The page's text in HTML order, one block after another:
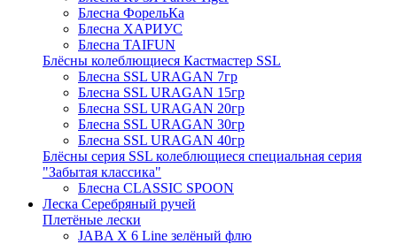
Блесна ФорельКа
Блесна ХАРИУС
Блесна TAIFUN
Блёсны колеблющиеся Кастмастер SSL
Блесна SSL URAGAN 7гр
Блесна SSL URAGAN 15гр
Блесна SSL URAGAN 20гр
Блесна SSL URAGAN 30гр
Блесна SSL URAGAN 40гр
Блёсны серия SSL колеблющиеся специальная серия
"Забытая классика"
Блесна CLASSIC SPOON
Леска Серебряный ручей
Плетёные лески
JABA X 6 Line зелёный флю